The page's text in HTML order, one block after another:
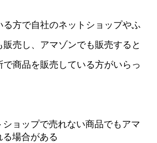
る方で自社のネットショップやふ
販売し、アマゾンでも販売すると
で商品を販売している方がいらっ
ショップで売れない商品でもアマ
場合がある